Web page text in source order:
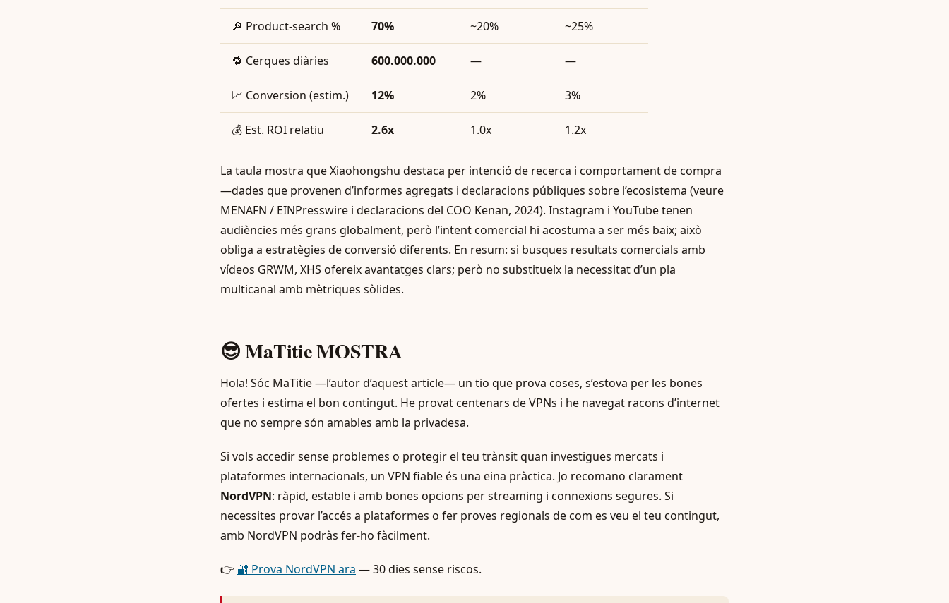
🔎 Product-search % 70% ~20% ~25%
🔁 Cerques diàries 600.000.000 — —
📈 Conversion (estim.) 12% 2% 3%
💰 Est. ROI relatiu 2.6x 1.0x 1.2x
La taula mostra que Xiaohongshu destaca per intenció de recerca i comportament de compra
—dades que provenen d’informes agregats i declaracions públiques sobre l’ecosistema (veure
MENAFN / EINPresswire i declaracions del COO Kenan, 2024). Instagram i YouTube tenen
audiències més grans globalment, però l’intent comercial hi acostuma a ser més baix; això
obliga a estratègies de conversió diferents. En resum: si busques resultats comercials amb
vídeos GRWM, XHS ofereix avantatges clars; però no substitueix la necessitat d’un pla
multicanal amb mètriques sòlides.
😎 MaTitie MOSTRA
Hola! Sóc MaTitie —l’autor d’aquest article— un tio que prova coses, s’estova per les bones
ofertes i estima el bon contingut. He provat centenars de VPNs i he navegat racons d’internet
que no sempre són amables amb la privadesa.
Si vols accedir sense problemes o protegir el teu trànsit quan investigues mercats i
plataformes internacionals, un VPN fiable és una eina pràctica. Jo recomano clarament
NordVPN: ràpid, estable i amb bones opcions per streaming i connexions segures. Si
necessites provar l’accés a plataformes o fer proves regionals de com es veu el teu contingut,
amb NordVPN podràs fer-ho fàcilment.
👉 🔐 Prova NordVPN ara — 30 dies sense riscos.